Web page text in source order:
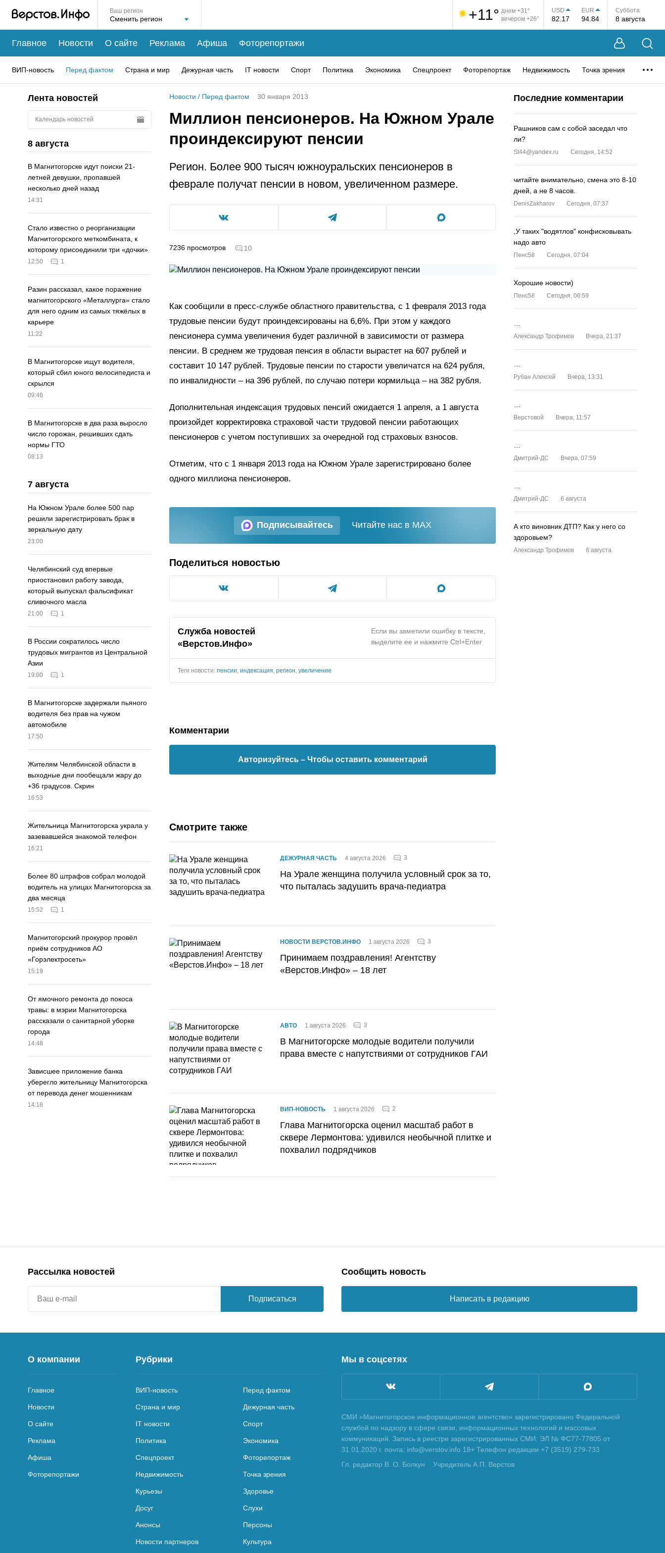
Ваш регион +11° днем +31°
вечером +26°
USD
82.17
EUR
94.84
Суббота
8 августа
Главное Новости О сайте Реклама Афиша Фоторепортажи
ВИП-новость Перед фактом Страна и мир Дежурная часть IT новости Спорт Политика Экономика Спецпроект Фоторепортаж Недвижимость Точка зрения
Лента новостей
Календарь новостей
8 августа
В Магнитогорске идут поиски 21-
летней девушки, пропавшей
несколько дней назад
14:31
Стало известно о реорганизации
Магнитогорского меткомбината, к
которому присоединили три «дочки»
12:50 1
Разин рассказал, какое поражение
магнитогорского «Металлурга» стало
для него одним из самых тяжёлых в
карьере
11:22
В Магнитогорске ищут водителя,
который сбил юного велосипедиста и
скрылся
09:46
В Магнитогорске в два раза выросло
число горожан, решивших сдать
нормы ГТО
08:13
7 августа
На Южном Урале более 500 пар
решили зарегистрировать брак в
зеркальную дату
23:00
Челябинский суд впервые
приостановил работу завода,
который выпускал фальсификат
сливочного масла
21:00 1
В России сократилось число
трудовых мигрантов из Центральной
Азии
19:00 1
В Магнитогорске задержали пьяного
водителя без прав на чужом
автомобиле
17:50
Жителям Челябинской области в
выходные дни пообещали жару до
+36 градусов. Скрин
16:53
Жительница Магнитогорска украла у
зазевавшейся знакомой телефон
16:21
Более 80 штрафов собрал молодой
водитель на улицах Магнитогорска за
два месяца
15:52 1
Магнитогорский прокурор провёл
приём сотрудников АО
«Горэлектросеть»
15:19
От ямочного ремонта до покоса
травы: в мэрии Магнитогорска
рассказали о санитарной уборке
города
14:48
Зависшее приложение банка
уберегло жительницу Магнитогорска
от перевода денег мошенникам
14:16
Новости / Перед фактом 30 января 2013
Миллион пенсионеров. На Южном Урале
проиндексируют пенсии
Регион. Более 900 тысяч южноуральских пенсионеров в
феврале получат пенсии в новом, увеличенном размере.
7236 просмотров 10
Как сообщили в пресс-службе областного правительства, с 1 февраля 2013 года
трудовые пенсии будут проиндексированы на 6,6%. При этом у каждого
пенсионера сумма увеличения будет различной в зависимости от размера
пенсии. В среднем же трудовая пенсия в области вырастет на 607 рублей и
составит 10 147 рублей. Трудовые пенсии по старости увеличатся на 624 рубля,
по инвалидности – на 396 рублей, по случаю потери кормильца – на 382 рубля.
Дополнительная индексация трудовых пенсий ожидается 1 апреля, а 1 августа
произойдет корректировка страховой части трудовой пенсии работающих
пенсионеров с учетом поступивших за очередной год страховых взносов.
Отметим, что с 1 января 2013 года на Южном Урале зарегистрировано более
одного миллиона пенсионеров.
Подписывайтесь Читайте нас в MAX
Поделиться новостью
Служба новостей
«Верстов.Инфо»
Если вы заметили ошибку в тексте,
выделите ее и нажмите Ctrl+Enter
Теги новости: пенсии индексация регион увеличение
Комментарии
Авторизуйтесь – Чтобы оставить комментарий
Смотрите также
ДЕЖУРНАЯ ЧАСТЬ 4 августа 2026 3
На Урале женщина получила условный срок за то,
что пыталась задушить врача-педиатра
НОВОСТИ ВЕРСТОВ.ИНФО 1 августа 2026 3
Принимаем поздравления! Агентству
«Верстов.Инфо» – 18 лет
АВТО 1 августа 2026 3
В Магнитогорске молодые водители получили
права вместе с напутствиями от сотрудников ГАИ
ВИП-НОВОСТЬ 1 августа 2026 2
Глава Магнитогорска оценил масштаб работ в
сквере Лермонтова: удивился необычной плитке и
похвалил подрядчиков
Последние комментарии
Рашников сам с собой заседал что
ли?
St44@yandex.ru Сегодня, 14:52
читайте внимательно, смена это 8-10
дней, а не 8 часов.
DenisZakharov Сегодня, 07:37
,У таких "водятлов" конфисковывать
надо авто
Пенс58 Сегодня, 07:04
Хорошие новости)
Пенс58 Сегодня, 06:59
Александр Трофимов Вчера, 21:37
Рубан Алексей Вчера, 13:31
Верстовой Вчера, 11:57
Дмитрий-ДС Вчера, 07:59
Дмитрий-ДС 6 августа
А кто виновник ДТП? Как у него со
здоровьем?
Александр Трофимов 6 августа
Рассылка новостей
Подписаться
Сообщить новость
Написать в редакцию
О компании
Главное
Новости
О сайте
Реклама
Афиша
Фоторепортажи
Рубрики
ВИП-новость Перед фактом
Страна и мир Дежурная часть
IT новости Спорт
Политика Экономика
Спецпроект Фоторепортаж
Недвижимость Точка зрения
Курьезы Здоровье
Досуг Слухи
Анонсы Персоны
Новости партнеров Культура
Мы в соцсетях
СМИ «Магнитогорское информационное агентство» зарегистрировано Федеральной
службой по надзору в сфере связи, информационных технологий и массовых
коммуникаций. Запись в реестре зарегистрированных СМИ: ЭЛ № ФС77-77805 от
31.01.2020 г. почта: info@verstov.info 18+ Телефон редакции +7 (3519) 279-733
Гл. редактор В. О. Болкун
Учредитель А.П. Верстов